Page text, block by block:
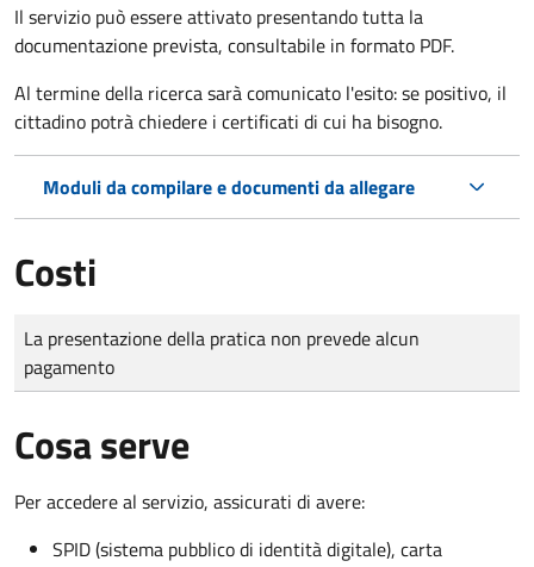
Il servizio può essere attivato presentando tutta la
documentazione prevista, consultabile in formato PDF.
Al termine della ricerca sarà comunicato l'esito: se positivo, il
cittadino potrà chiedere i certificati di cui ha bisogno.
Moduli da compilare e documenti da allegare
Costi
Tipo di pagamento
Importo
La presentazione della pratica non prevede alcun
pagamento
Cosa serve
Per accedere al servizio, assicurati di avere:
SPID (sistema pubblico di identità digitale), carta